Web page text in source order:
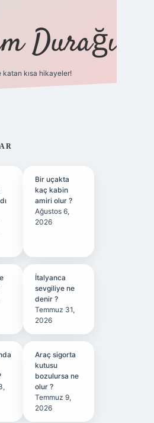
Durağı
katan kısa hikayeler!
Bir uçakta
kaç kabin
amiri olur ?
Ağustos 6,
2026
İtalyanca
sevgiliye ne
denir ?
Temmuz 31,
2026
Araç sigorta
kutusu
bozulursa ne
olur ?
Temmuz 9,
2026